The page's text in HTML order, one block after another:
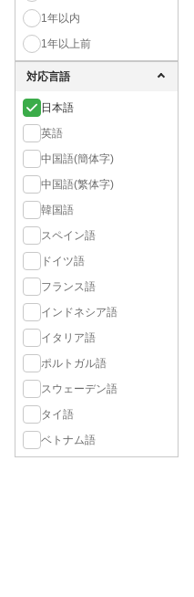
1年以内
1年以上前
対応言語
日本語
英語
中国語(簡体字)
中国語(繁体字)
韓国語
スペイン語
ドイツ語
フランス語
インドネシア語
イタリア語
ポルトガル語
スウェーデン語
タイ語
ベトナム語